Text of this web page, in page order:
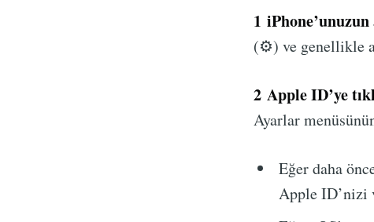
1 iPhone’unuzun
(⚙) ve genellikle
2 Apple ID’ye
Ayarlar
Eğer daha
Apple ID’nizi